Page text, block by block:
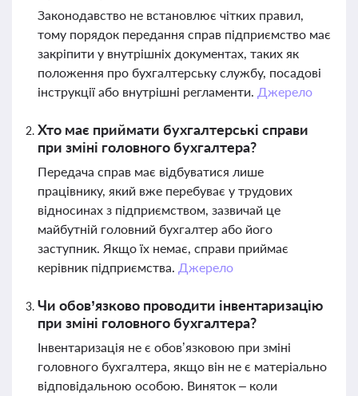
Законодавство не встановлює чітких правил,
тому порядок передання справ підприємство має
закріпити у внутрішніх документах, таких як
положення про бухгалтерську службу, посадові
інструкції або внутрішні регламенти. Джерело
Хто має приймати бухгалтерські справи
при зміні головного бухгалтера?
Передача справ має відбуватися лише
працівнику, який вже перебуває у трудових
відносинах з підприємством, зазвичай це
майбутній головний бухгалтер або його
заступник. Якщо їх немає, справи приймає
керівник підприємства. Джерело
Чи обов’язково проводити інвентаризацію
при зміні головного бухгалтера?
Інвентаризація не є обов’язковою при зміні
головного бухгалтера, якщо він не є матеріально
відповідальною особою. Виняток – коли